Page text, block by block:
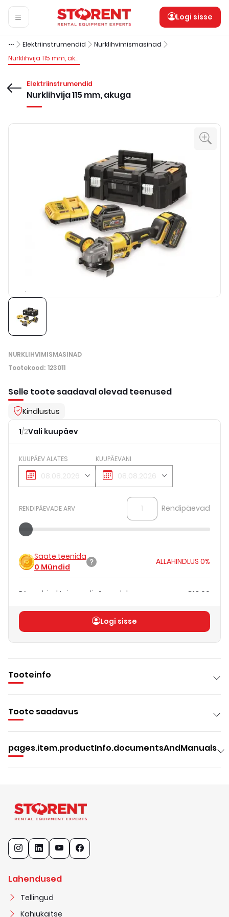
Logi sisse
Elektriinstrumendid
Nurklihvimismasinad
Nurklihvija 115 mm, akuga
Elektriinstrumendid
Nurklihvija 115 mm, akuga
NURKLIHVIMISMASINAD
Tootekood: 123011
Selle toote saadaval olevad teenused
Kindlustus
1/2Vali kuupäev
KUUPÄEV ALATES KUUPÄEVANI
RENDIPÄEVADE ARV Rendipäevad
Saate teenida
0 Mündid
ALLAHINDLUS 0%
Päevahind teie rendipäevadele €13.00
ilma KM-ta)Logi sisse
Tooteinfo
Toote saadavus
pages.item.productInfo.documentsAndManuals
Lahendused
Tellingud
Kahjukaitse